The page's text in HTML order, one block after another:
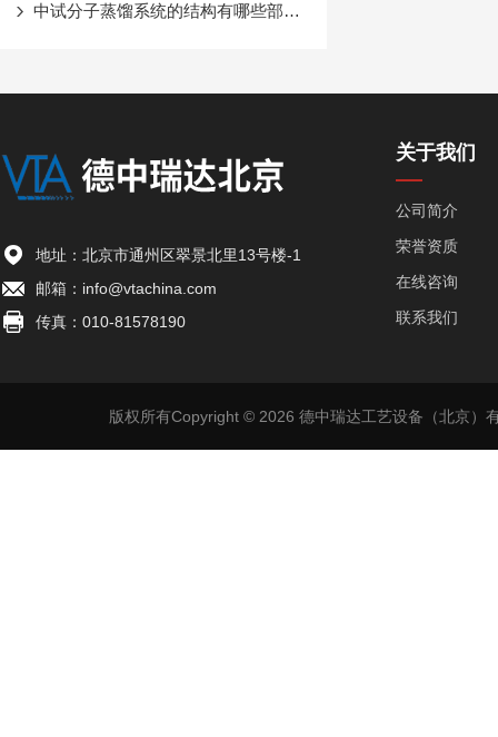
中试分子蒸馏系统的结构有哪些部件组成
地址：北京市通州区翠景北里13号楼-1
邮箱：info@vtachina.com
传真：010-81578190
关于我们
公司简介
荣誉资质
在线咨询
联系我们
版权所有Copyright © 2026 德中瑞达工艺设备（北京